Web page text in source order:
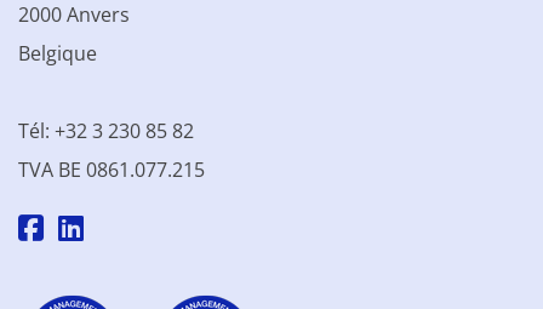
2000 Anvers
Belgique
Tél: +32 3 230 85 82
TVA BE 0861.077.215